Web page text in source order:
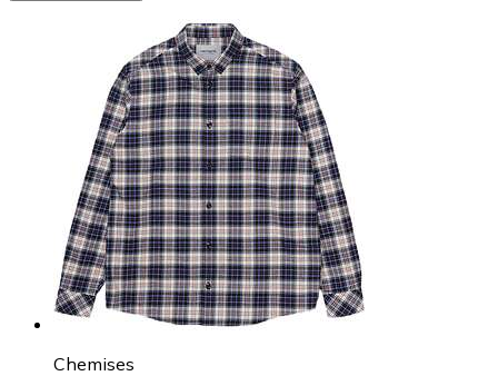
Chemises